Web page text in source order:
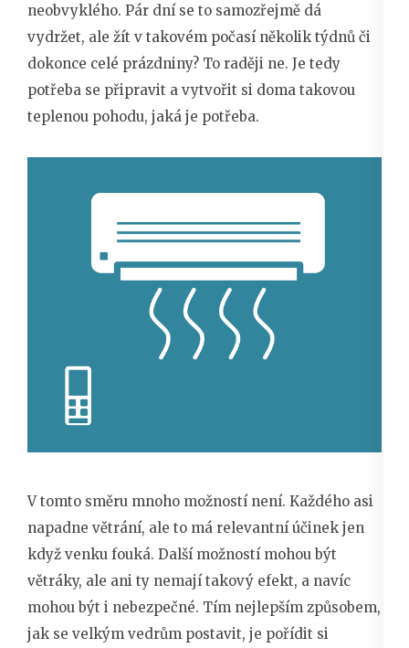
neobvyklého. Pár dní se to samozřejmě dá
vydržet, ale žít v takovém počasí několik týdnů či
dokonce celé prázdniny? To raději ne. Je tedy
potřeba se připravit a vytvořit si doma takovou
teplenou pohodu, jaká je potřeba.
V tomto směru mnoho možností není. Každého asi
napadne větrání, ale to má relevantní účinek jen
když venku fouká. Další možností mohou být
větráky, ale ani ty nemají takový efekt, a navíc
mohou být i nebezpečné. Tím nejlepším způsobem,
jak se velkým vedrům postavit, je pořídit si